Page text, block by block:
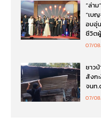
“ล่า
“เบ
อบอุ่
ชีวิต
07/
ชาว
สังก
จนท
07/